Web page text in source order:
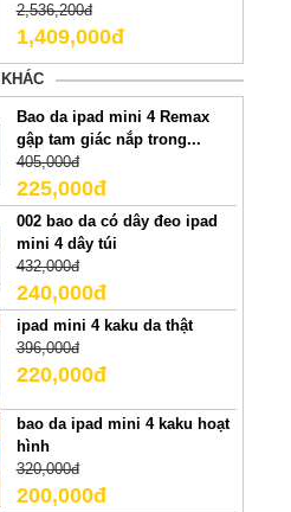
2,536,200đ
1,409,000đ
Bao da ipad mini 4 Remax
gập tam giác nắp trong...
405,000đ
225,000đ
002 bao da có dây đeo ipad
mini 4 dây túi
432,000đ
240,000đ
ipad mini 4 kaku da thật
396,000đ
220,000đ
bao da ipad mini 4 kaku hoạt
hình
320,000đ
200,000đ